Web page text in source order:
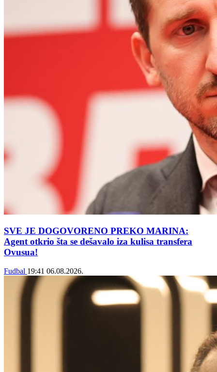
SVE JE DOGOVORENO PREKO MARINA:
Agent otkrio šta se dešavalo iza kulisa transfera
Ovusua!
Fudbal 19:41 06.08.2026.